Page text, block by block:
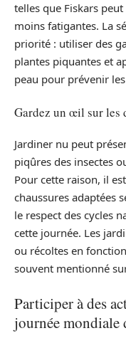
telles que Fiskars
moins fatigantes. La
priorité : utiliser des
plantes piquantes et
peau pour prévenir
Gardez un œil sur les
Jardiner nu peut
piqûres des insectes
Pour cette raison, il
chaussures adaptées
le respect des cycles
cette journée. Les
ou récoltes en
souvent mentionné
Participer à des
journée mondiale